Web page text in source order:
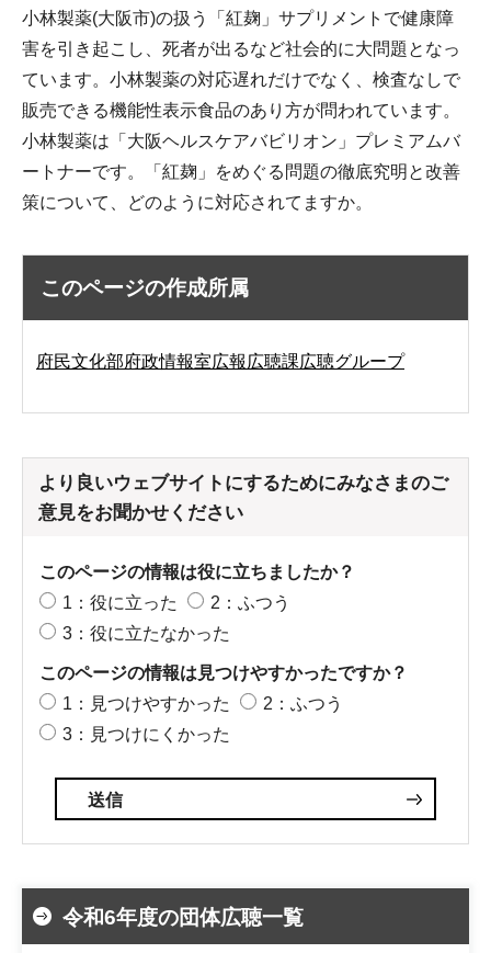
小林製薬(大阪市)の扱う「紅麹」サプリメントで健康障
害を引き起こし、死者が出るなど社会的に大問題となっ
ています。小林製薬の対応遅れだけでなく、検査なしで
販売できる機能性表示食品のあり方が問われています。
小林製薬は「大阪ヘルスケアバビリオン」プレミアムバ
ートナーです。「紅麹」をめぐる問題の徹底究明と改善
策について、どのように対応されてますか。
このページの作成所属
府民文化部府政情報室広報広聴課広聴グループ
より良いウェブサイトにするためにみなさまのご
意見をお聞かせください
このページの情報は役に立ちましたか？
1：役に立った
2：ふつう
3：役に立たなかった
このページの情報は見つけやすかったですか？
1：見つけやすかった
2：ふつう
3：見つけにくかった
令和6年度の団体広聴一覧